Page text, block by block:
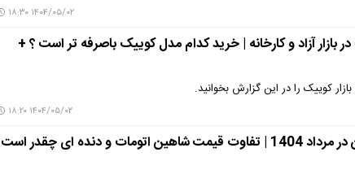
۱۴۰۴/۰۵/۰۲ ۱۸:۳۰
بازار آزاد و کارخانه | خرید کدام مدل کوییک باصرفه تر است ؟ +
کوییک را در این گزارش بخوانید.
۱۴۰۴/۰۵/۰۲ ۱۸:۲۰
قیمت جدید شاهین در مرداد 1404 | تفاوت قیمت شاهین اتومات و دنده ای چقدر است